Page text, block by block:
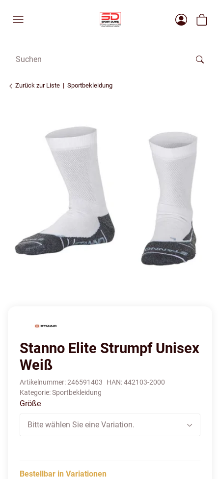
Zurück zur Liste Sportbekleidung
Stanno Elite Strumpf Unisex
Weiß
Artikelnummer:246591403 HAN:442103-2000
Kategorie:Sportbekleidung
Größe
Bitte wählen Sie eine Variation.
Bestellbar in Variationen